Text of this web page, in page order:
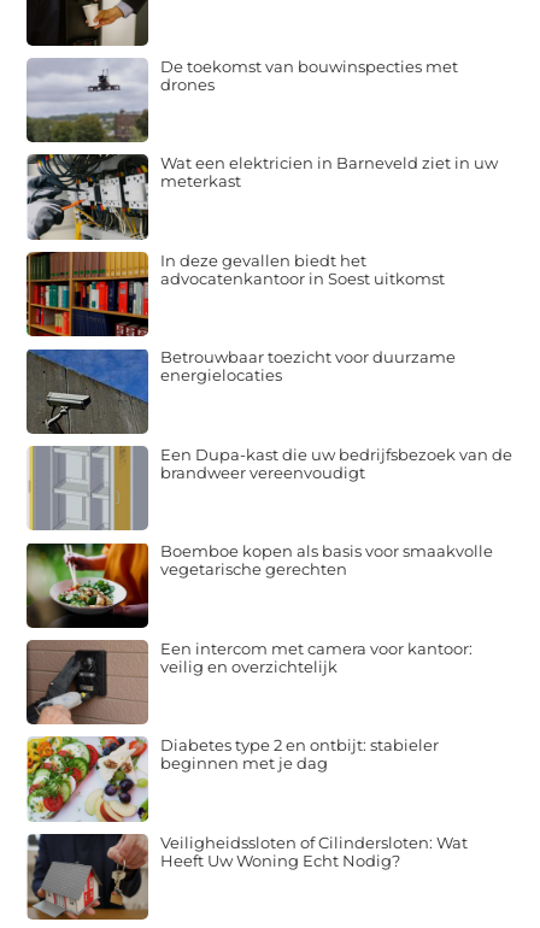
De toekomst van bouwinspecties met
drones
Wat een elektricien in Barneveld ziet in uw
meterkast
In deze gevallen biedt het
advocatenkantoor in Soest uitkomst
Betrouwbaar toezicht voor duurzame
energielocaties
Een Dupa-kast die uw bedrijfsbezoek van de
brandweer vereenvoudigt
Boemboe kopen als basis voor smaakvolle
vegetarische gerechten
Een intercom met camera voor kantoor:
veilig en overzichtelijk
Diabetes type 2 en ontbijt: stabieler
beginnen met je dag
Veiligheidssloten of Cilindersloten: Wat
Heeft Uw Woning Echt Nodig?